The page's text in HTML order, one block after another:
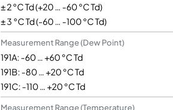
± 2 °C Td (+20 … -60 °C Td)
± 3 °C Td (-60 … -100 °C Td)
Measurement Range (Dew Point)
191A: -60 … +60 °C Td
191B: -80 … +20 °C Td
191C: -110 … +20 °C Td
Measurement Range (Temperature)